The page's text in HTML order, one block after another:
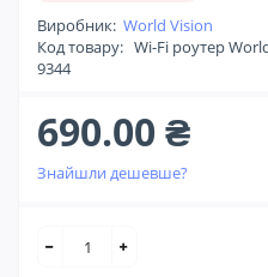
Виробник: World Vision
Код товару: Wi-Fi роутер
9344
690.00 ₴
Знайшли дешевше?